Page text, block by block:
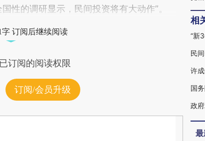
性的调研显示，民间投资将有大动作”。
字 订阅后继续阅读
订阅的阅读权限
订阅/会员升级
相
“新
民
许
国
政